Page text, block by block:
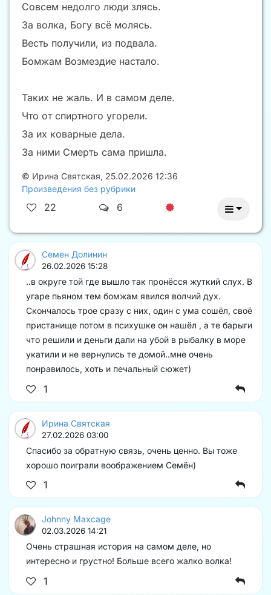
Совсем недолго люди злясь.
За волка, Богу всё молясь.
Весть получили, из подвала.
Бомжам Возмездие настало.
Таких не жаль. И в самом деле.
Что от спиртного угорели.
За их коварные дела.
За ними Смерть сама пришла.
© Ирина Святская, 25.02.2026 12:36
Произведения без рубрики
22 6
Семен Долинин
26.02.2026 15:28
..в округе той где вышло так пронёсся жуткий слух. В
угаре пьяном тем бомжам явился волчий дух.
Скончалось трое сразу с них, один с ума сошёл, своё
пристанище потом в психушке он нашёл , а те барыги
что решили и деньги дали на убой в рыбалку в море
укатили и не вернулись те домой..мне очень
понравилось, хоть и печальный сюжет)
1
Ирина Святская
27.02.2026 03:00
Спасибо за обратную связь, очень ценно. Вы тоже
хорошо поиграли воображением Семён)
1
Johnny Maxcage
02.03.2026 14:21
Очень страшная история на самом деле, но
интересно и грустно! Больше всего жалко волка!
1